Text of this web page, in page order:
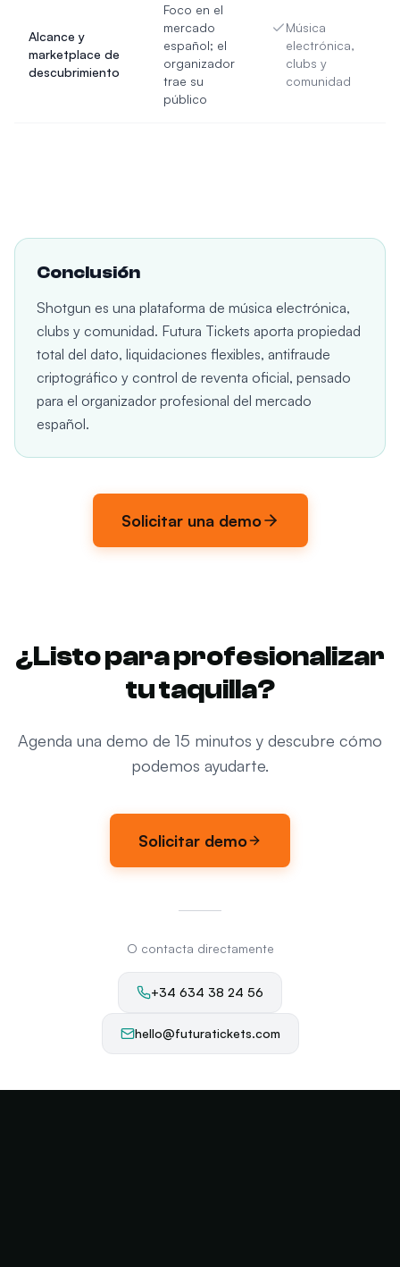
Alcance y
marketplace de
descubrimiento
Foco en el
mercado
español; el
organizador
trae su
público
Música
electrónica,
clubs y
comunidad
Conclusión
Shotgun es una plataforma de música electrónica,
clubs y comunidad. Futura Tickets aporta propiedad
total del dato, liquidaciones flexibles, antifraude
criptográfico y control de reventa oficial, pensado
para el organizador profesional del mercado
español.
Solicitar una demo
¿Listo para profesionalizar
tu taquilla?
Agenda una demo de 15 minutos y descubre cómo
podemos ayudarte.
Solicitar demo
O contacta directamente
+34 634 38 24 56
hello@futuratickets.com